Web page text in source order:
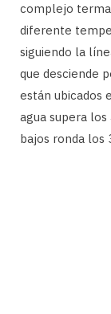
complejo
diferente
siguiendo la
que desciende
están ubicados
agua supera
bajos ronda los